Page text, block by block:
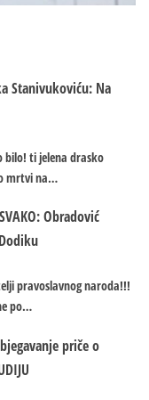
Stanivukoviću: Na
bilo! ti jelena drasko
mrtvi na…
Obradović
pravoslavnog naroda!!!
po…
priče o